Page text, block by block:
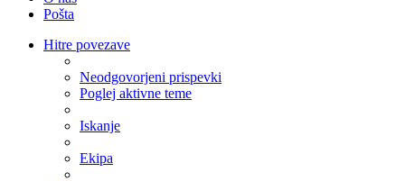
Pošta
Hitre povezave
Neodgovorjeni prispevki
Poglej aktivne teme
Iskanje
Ekipa